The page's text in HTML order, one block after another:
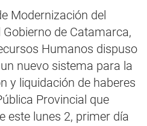
Modernización del
de Catamarca,
Humanos dispuso
nuevo sistema para la
y liquidación de haberes
Provincial que
este lunes 2, primer día